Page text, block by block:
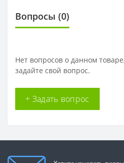
Вопросы (0)
Нет вопросов о данном
задайте свой вопрос.
+ Задать вопрос